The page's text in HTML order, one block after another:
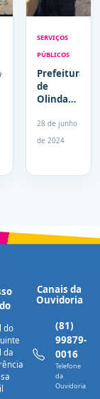
SERVIÇOS
PÚBLICOS
Prefeitura
de
Olinda
serviço
de
canais
28 de junho
de 2024
do
da
Canais da
Ouvidoria
(81)
99879-
0016
Telefone
da
Ouvidoria